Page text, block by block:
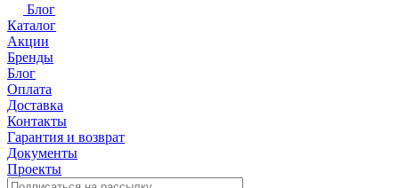
Блог
Каталог
Акции
Бренды
Блог
Оплата
Доставка
Контакты
Гарантия и возврат
Документы
Проекты